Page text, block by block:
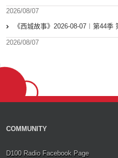
2026/08/07
《西城故事》2026-08-07︱第44
2026/08/07
COMMUNITY
D100 Radio Facebook Page